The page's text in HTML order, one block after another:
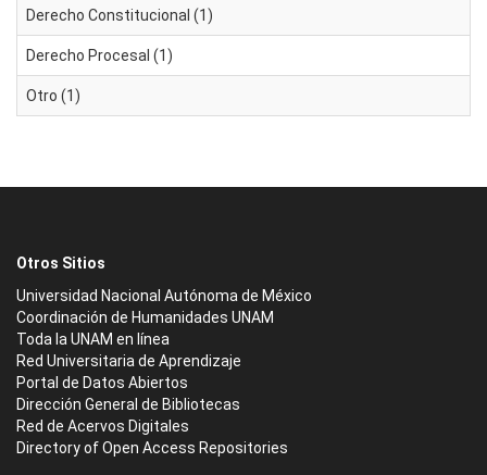
Derecho Constitucional (1)
Derecho Procesal (1)
Otro (1)
Otros Sitios
Universidad Nacional Autónoma de México
Coordinación de Humanidades UNAM
Toda la UNAM en línea
Red Universitaria de Aprendizaje
Portal de Datos Abiertos
Dirección General de Bibliotecas
Red de Acervos Digitales
Directory of Open Access Repositories